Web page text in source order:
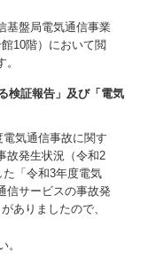
基盤局電気通信事業
10階）において閲
検証報告」及び「電気
気通信事故に関す
故発生状況（令和2
「令和3年度電気
信サービスの事故発
ありましたので、
。